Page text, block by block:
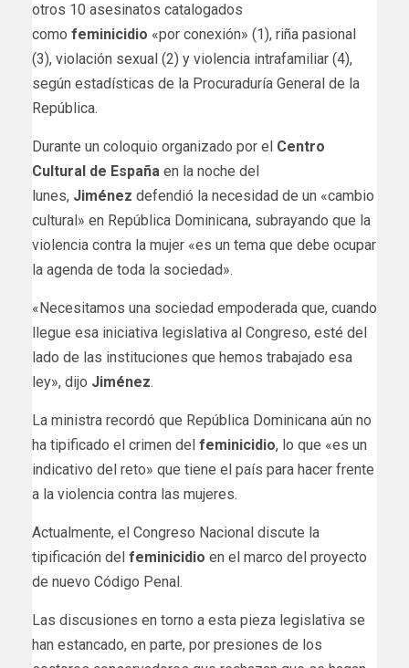
otros 10 asesinatos catalogados
como feminicidio «por conexión» (1), riña pasional
(3), violación sexual (2) y violencia intrafamiliar (4),
según estadísticas de la Procuraduría General de la
República.
Durante un coloquio organizado por el Centro
Cultural de España en la noche del
lunes, Jiménez defendió la necesidad de un «cambio
cultural» en República Dominicana, subrayando que la
violencia contra la mujer «es un tema que debe ocupar
la agenda de toda la sociedad».
«Necesitamos una sociedad empoderada que, cuando
llegue esa iniciativa legislativa al Congreso, esté del
lado de las instituciones que hemos trabajado esa
ley», dijo Jiménez.
La ministra recordó que República Dominicana aún no
ha tipificado el crimen del feminicidio, lo que «es un
indicativo del reto» que tiene el país para hacer frente
a la violencia contra las mujeres.
Actualmente, el Congreso Nacional discute la
tipificación del feminicidio en el marco del proyecto
de nuevo Código Penal.
Las discusiones en torno a esta pieza legislativa se
han estancado, en parte, por presiones de los